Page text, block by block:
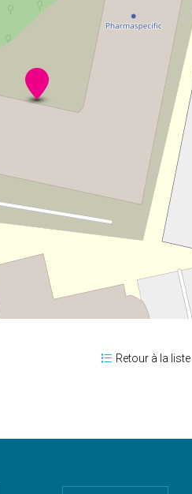
Retour à la liste